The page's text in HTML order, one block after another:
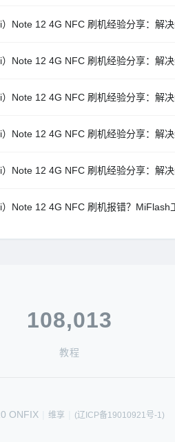
Note 12 4G NFC 刷机经验分享：解
Note 12 4G NFC 刷机经验分享：解
Note 12 4G NFC 刷机经验分享：解
Note 12 4G NFC 刷机经验分享：解
Note 12 4G NFC 刷机经验分享：解
Note 12 4G NFC 刷机报错？MiFlash
108,013
教程
ONFIX 维享 (辽ICP备19010921号-1)